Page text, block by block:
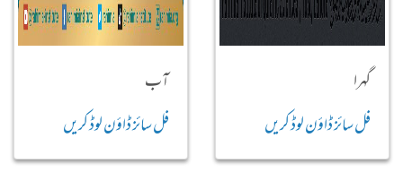
گہرا
فل سائز ڈاؤن لوڈ کریں
آب
فل سائز ڈاؤن لوڈ کریں